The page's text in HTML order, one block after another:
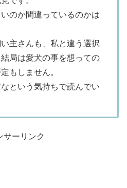
のか間違っているのかは
主さんも、私と違う選択
局は愛犬の事を想っての
もしません。
という気持ちで読んでい
サーリンク